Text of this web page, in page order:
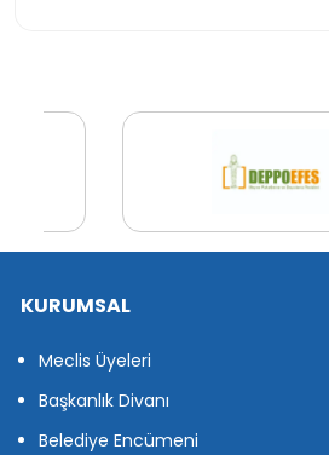
KURUMSAL
Meclis Üyeleri
Başkanlık Divanı
Belediye Encümeni